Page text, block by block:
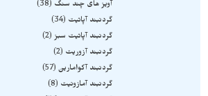
آویز های چند سنگ
38
گردنبند آپاتیت
34
گردنبند آپاتیت سبز 2
گردنبند آزوریت
2
گردنبند آکوامارین 57
گردنبند آمازونیت
8